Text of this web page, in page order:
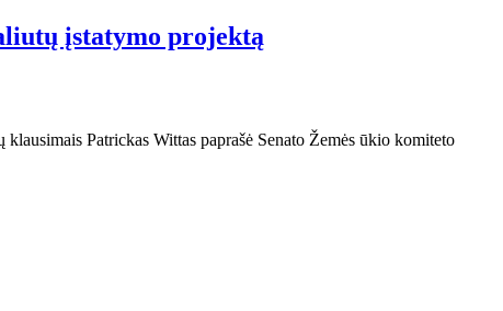
įstatymo projektą
Patrickas Wittas paprašė Senato Žemės ūkio komiteto